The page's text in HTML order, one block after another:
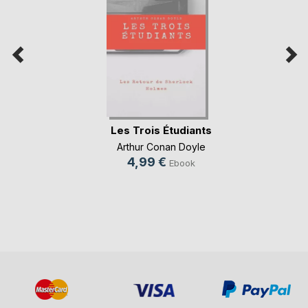
Les Trois Étudiants
Arthur Conan Doyle
4,99 € Ebook